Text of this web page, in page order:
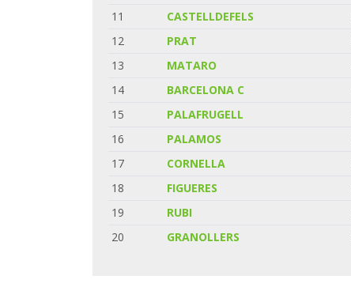
11
CASTELLDEFELS
12
PRAT
13
MATARO
14
BARCELONA C
15
PALAFRUGELL
16
PALAMOS
17
CORNELLA
18
FIGUERES
19
RUBI
20
GRANOLLERS